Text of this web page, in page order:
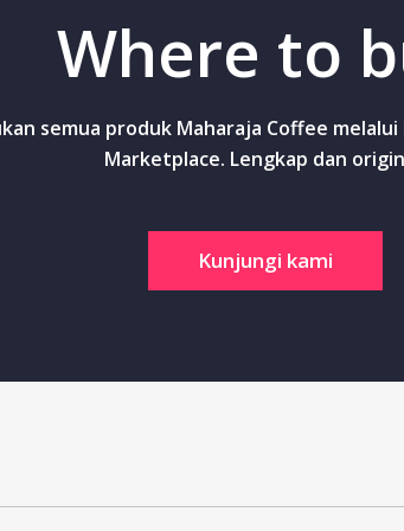
Where to
semua produk Maharaja Coffee
Marketplace. Lengkap dan
Kunjungi kami